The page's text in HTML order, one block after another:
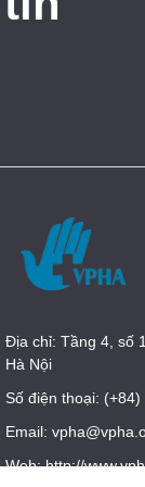
Địa chỉ: Tầng 4, số
Hà Nội
Số điện thoại:
Email:
Web: http://